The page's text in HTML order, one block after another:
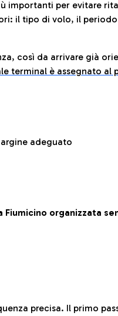
importanti per evitare
il tipo di volo, il periodo
così da arrivare già
terminal è assegnato al
adeguato
Fiumicino organizzata
precisa. Il primo